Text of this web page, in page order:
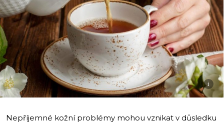
i
Nepříjemné kožní problémy mohou vznikat v důsledku